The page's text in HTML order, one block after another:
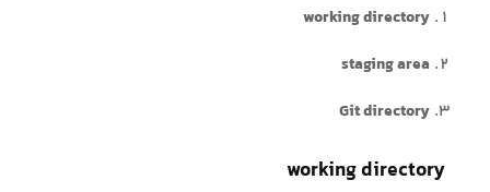
working directory
staging area
Git directory
working directory